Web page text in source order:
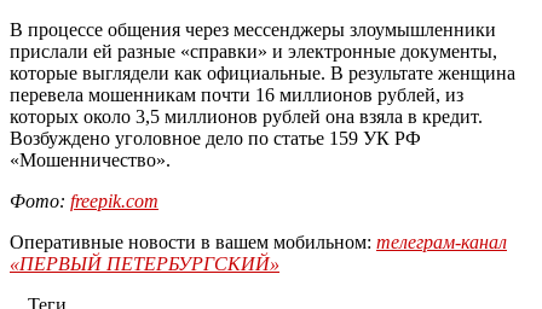
В процессе общения через мессенджеры злоумышленники
прислали ей разные «справки» и электронные документы,
которые выглядели как официальные. В результате женщина
перевела мошенникам почти 16 миллионов рублей, из
которых около 3,5 миллионов рублей она взяла в кредит.
Возбуждено уголовное дело по статье 159 УК РФ
«Мошенничество».
Фото: freepik.com
Оперативные новости в вашем мобильном: телеграм-канал
«ПЕРВЫЙ ПЕТЕРБУРГСКИЙ»
Теги